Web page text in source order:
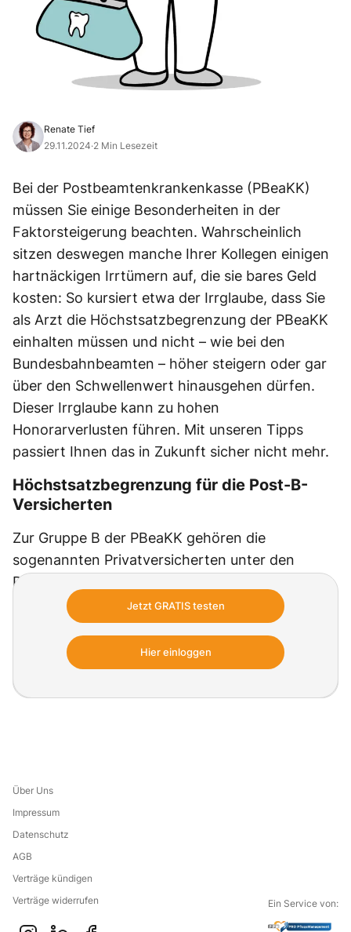
Renate Tief
29.11.2024·2 Min Lesezeit
Bei der Postbeamtenkrankenkasse (PBeaKK)
müssen Sie einige Besonderheiten in der
Faktorsteigerung beachten. Wahrscheinlich
sitzen deswegen manche Ihrer Kollegen einigen
hartnäckigen Irrtümern auf, die sie bares Geld
kosten: So kursiert etwa der Irrglaube, dass Sie
als Arzt die Höchstsatzbegrenzung der PBeaKK
einhalten müssen und nicht – wie bei den
Bundesbahnbeamten – höher steigern oder gar
über den Schwellenwert hinausgehen dürfen.
Dieser Irrglaube kann zu hohen
Honorarverlusten führen. Mit unseren Tipps
passiert Ihnen das in Zukunft sicher nicht mehr.
Höchstsatzbegrenzung für die Post-B-
Versicherten
Zur Gruppe B der PBeaKK gehören die
sogenannten Privatversicherten unter den
Postbeamten.
Dazu zählen Beamte, Angehörige und
Hinterbliebene aus dem mittleren, gehobenen
und höheren Dienst.
Jetzt GRATIS testen
Hier einloggen
Über Uns
Impressum
Datenschutz
AGB
Verträge kündigen
Verträge widerrufen
Ein Service von: